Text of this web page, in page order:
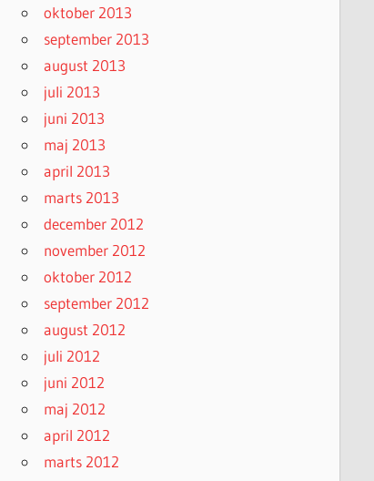
oktober 2013
september 2013
august 2013
juli 2013
juni 2013
maj 2013
april 2013
marts 2013
december 2012
november 2012
oktober 2012
september 2012
august 2012
juli 2012
juni 2012
maj 2012
april 2012
marts 2012